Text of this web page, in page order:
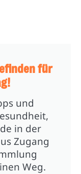
für
und
in der
Zugang
Weg.